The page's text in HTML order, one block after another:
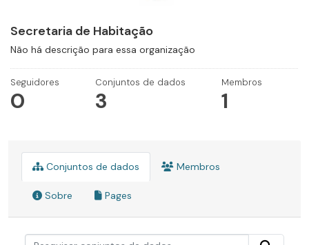
Secretaria de Habitação
Não há descrição para essa organização
Seguidores
0
Conjuntos de dados
3
Membros
1
Conjuntos de dados Membros
Sobre Pages